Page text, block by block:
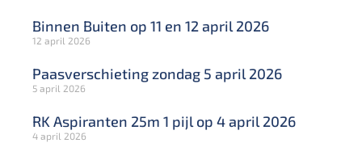
Binnen Buiten op 11 en 12 april 2026
12 april 2026
Paasverschieting zondag 5 april 2026
5 april 2026
RK Aspiranten 25m 1 pijl op 4 april 2026
4 april 2026